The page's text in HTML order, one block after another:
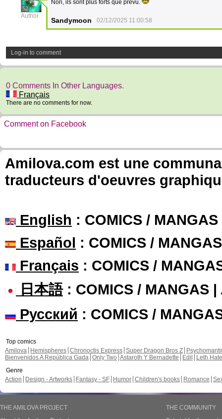
52
Author
Non, ils sont plus forts que prévu.
Sandymoon 02/12/2025 11:00:58
Log-in to comment
0 Comments In Other Languages.
Français
There are no comments for now.
Comment on Facebook
Amilova.com est une
traducteurs d'oeuvres
English : COMICS /
Español : COMICS /
Français : COMICS /
日本語: COMICS / MANGAS |
Русский : COMICS /
Top comics
Amilova
Hemispheres Chronoctis Express Super Dragon Bros Z
Bienvenidos A República Gada Only Two Astaroth Y Bernadette Edil
Leth Hate
Genre
Action
Design - Artworks Fantasy - SF Humor Children's books Romance
THE AMILOVA PROJECT
THE COMMUNITY